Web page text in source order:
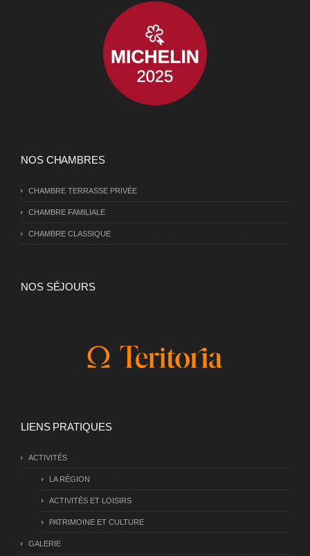
NOS CHAMBRES
CHAMBRE TERRASSE PRIVÉE
CHAMBRE FAMILIALE
CHAMBRE CLASSIQUE
NOS SÉJOURS
LIENS PRATIQUES
ACTIVITÉS
LA RÉGION
ACTIVITÉS ET LOISIRS
PATRIMOINE ET CULTURE
GALERIE